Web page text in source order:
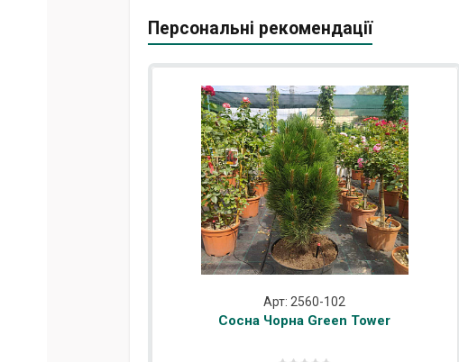
Персональні рекомендації
Арт: 2560-102
Сосна Чорна Green Tower